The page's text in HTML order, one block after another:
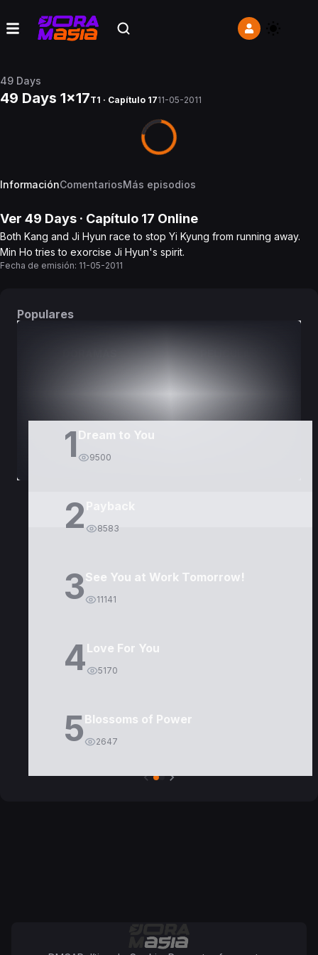
49 Days
49 Days 1x17T1 · Capítulo 1711-05-2011
InformaciónComentariosMás episodios
Ver 49 Days · Capítulo 17 Online
Both Kang and Ji Hyun race to stop Yi Kyung from running away.
Min Ho tries to exorcise Ji Hyun's spirit.
Fecha de emisión: 11-05-2011
Populares
1 Dream to You
9500
2 8583
3See You at Work Tomorrow!
11141
4Love For You
5170
5Blossoms of Power
2647